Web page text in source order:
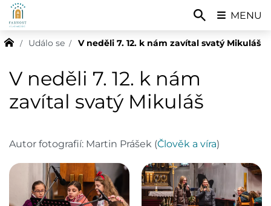
Událo se V neděli 7. 12. k nám zavítal svatý Mikuláš
V neděli 7. 12. k nám
zavítal svatý Mikuláš
Autor fotografií: Martin Prášek (Člověk a víra)
MENU